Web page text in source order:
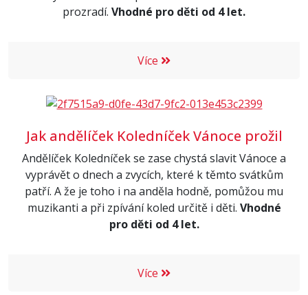
prozradí. Vhodné pro děti od 4 let.
Více
Jak andělíček Koledníček Vánoce prožil
Andělíček Koledníček se zase chystá slavit Vánoce a
vyprávět o dnech a zvycích, které k těmto svátkům
patří. A že je toho i na anděla hodně, pomůžou mu
muzikanti a při zpívání koled určitě i děti. Vhodné
pro děti od 4 let.
Více